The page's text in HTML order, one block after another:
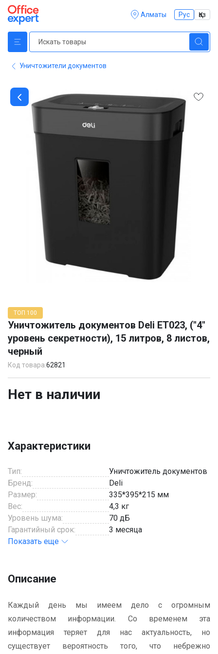
Алматы Рус Қаз
Уничтожители документов
of
1
ТОП 100
Уничтожитель документов Deli ET023, ("4"
уровень секретности), 15 литров, 8 листов,
черный
Код товара:62821
Нет в наличии
Характеристики
Тип:
Уничтожитель документов
Бренд:
Deli
Размер:
335*395*215 мм
Вес:
4,3 кг
Уровень шума:
70 дБ
Гарантийный срок:
3 месяца
Показать еще
Описание
Каждый день мы имеем дело с огромным
количеством информации. Со временем эта
информация теряет для нас актуальность, но
существует вероятность того, что небрежно